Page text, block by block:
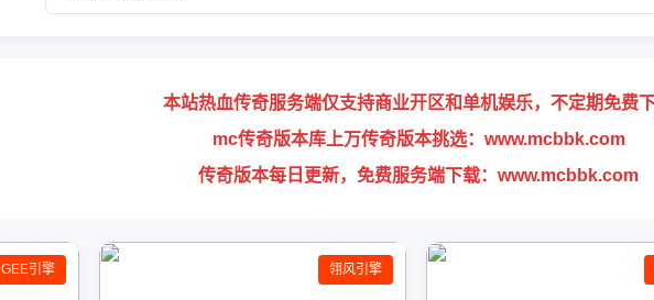
本站热血传奇服务端仅支持商业开区和单机娱乐，不定期免费
mc传奇版本库上万传奇版本挑选：www.mcbbk.com
传奇版本每日更新，免费服务端下载：www.mcbbk.com
GEE引擎 翎风引擎